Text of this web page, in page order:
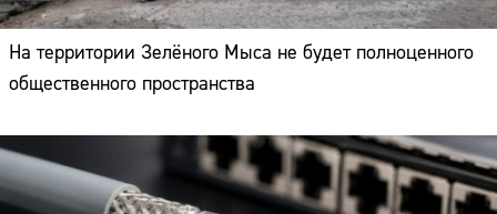
На территории Зелёного Мыса не будет полноценного
общественного пространства